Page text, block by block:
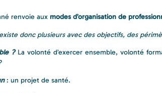
renvoie aux modes d’organisation de
donc plusieurs avec des objectifs, des
?La volonté d’exercer ensemble, volonté
: un projet de santé.